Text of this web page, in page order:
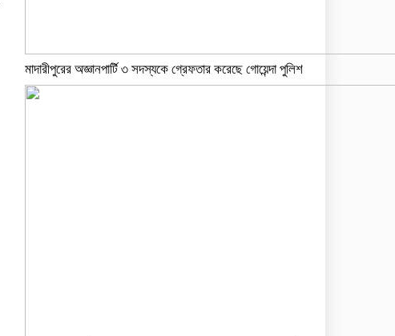
মাদারীপুরের অজ্ঞানপার্টি ৩ সদস্যকে গ্রেফতার করেছে গোয়েন্দা পুলিশ